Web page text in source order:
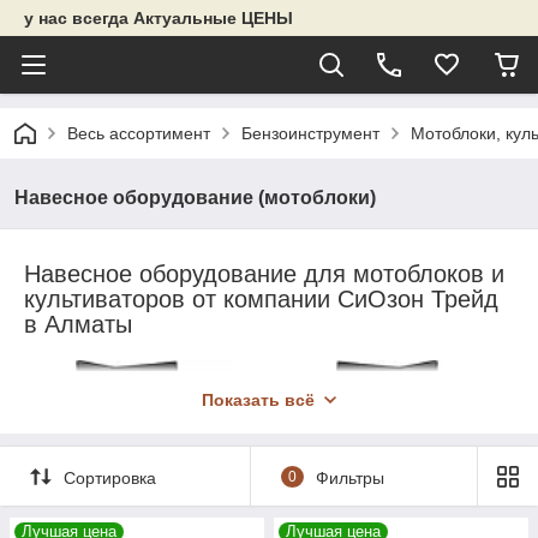
у нас всегда Актуальные ЦЕНЫ
Весь ассортимент Бензоинструмент Мотоблоки,
Навесное оборудование (мотоблоки)
Навесное оборудование для мотоблоков и
культиваторов от компании СиОзон Трейд
в Алматы
Показать всё
Сортировка 0 Фильтры
Лучшая цена Лучшая цена